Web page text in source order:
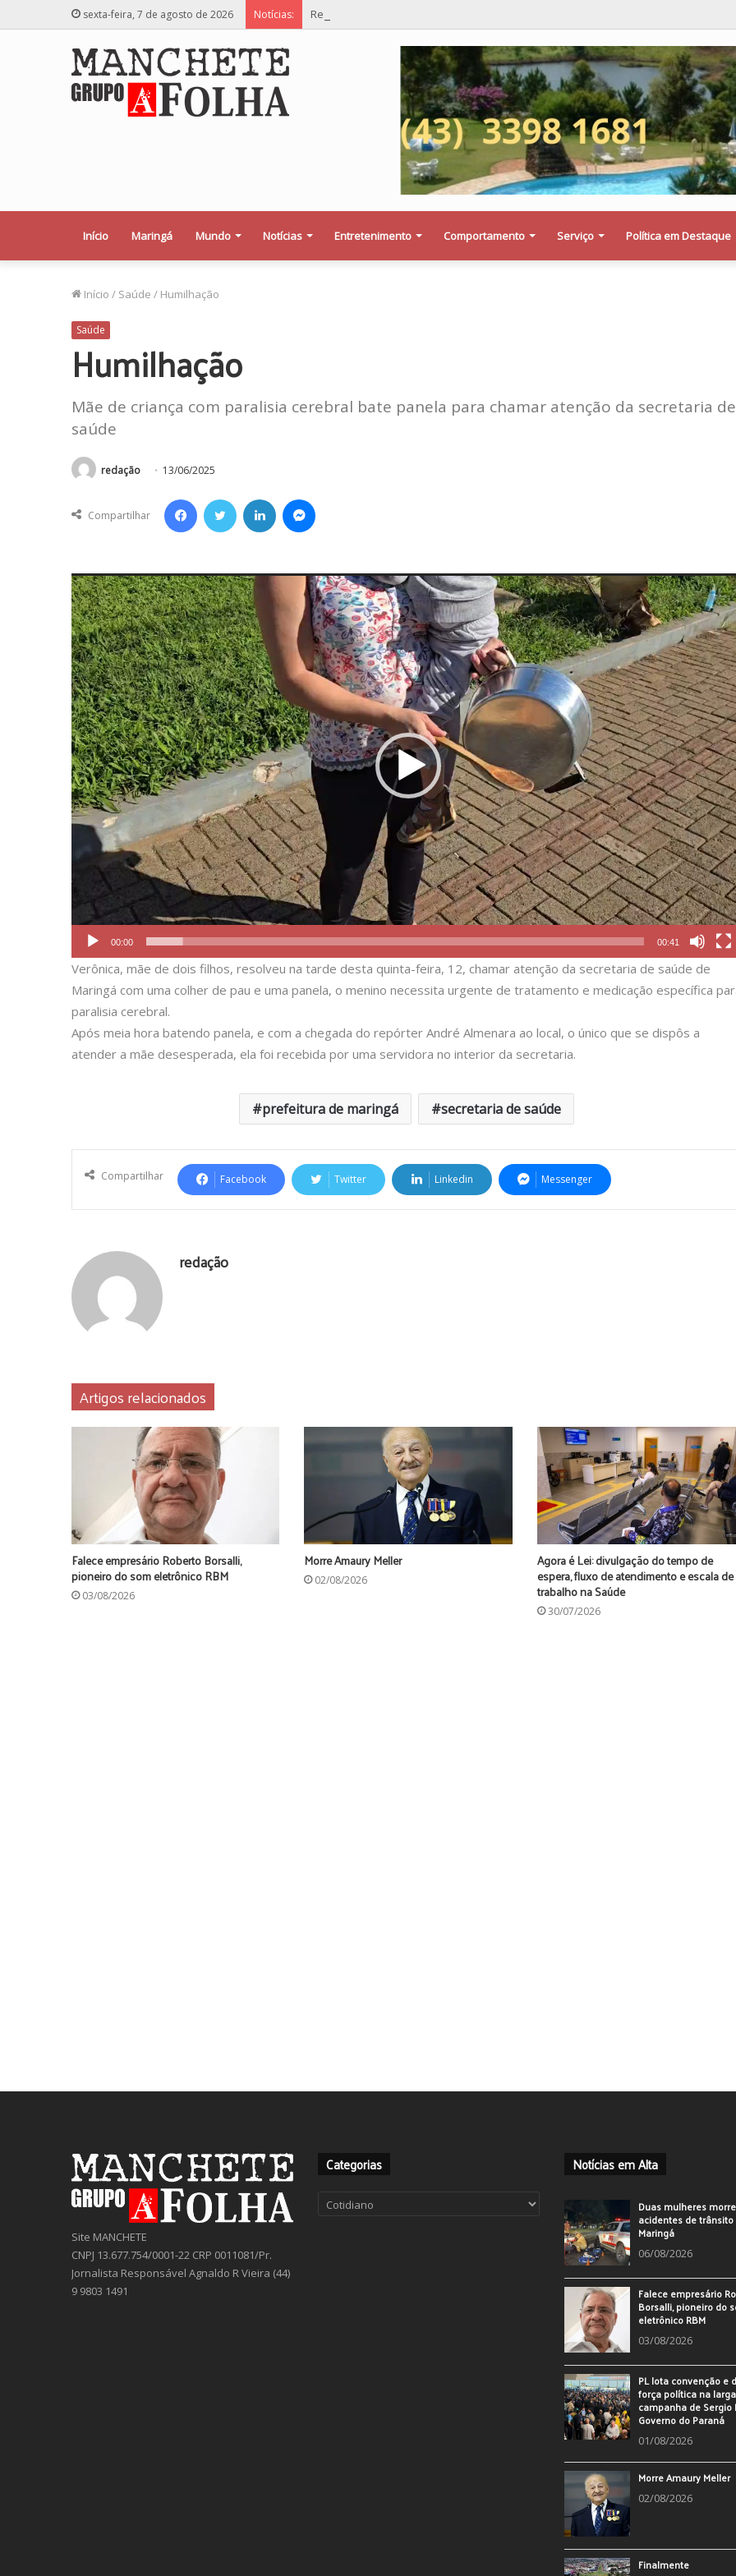
sexta-feira, 7 de agosto de 2026 Notícias: Relator deseja saber se a Procuradoria Jurídica da Câmara de Maringá deu
Início Maringá Mundo Notícias Entretenimento Comportamento Serviço Política em Destaque
Início / Saúde / Humilhação
Saúde
Humilhação
Mãe de criança com paralisia cerebral bate panela para chamar atenção da secretaria de
saúde
redação 13/06/2025
Compartilhar
Tocador
de
vídeo
00:00 00:41
Verônica, mãe de dois filhos, resolveu na tarde desta quinta-feira, 12, chamar atenção da secretaria de saúde de
Maringá com uma colher de pau e uma panela, o menino necessita urgente de tratamento e medicação específica
paralisia cerebral.
Após meia hora batendo panela, e com a chegada do repórter André Almenara ao local, o único que se dispôs a
atender a mãe desesperada, ela foi recebida por uma servidora no interior da secretaria.
prefeitura de maringá secretaria de saúde
Compartilhar Facebook Twitter Linkedin Messenger
redação
Artigos relacionados
Falece empresário Roberto Borsalli,
pioneiro do som eletrônico RBM
03/08/2026
Morre Amaury Meller
02/08/2026
Agora é Lei: divulgação do tempo de
espera, fluxo de atendimento e escala de
trabalho na Saúde
30/07/2026
Site MANCHETE
CNPJ 13.677.754/0001-22 CRP 0011081/Pr.
Jornalista Responsável Agnaldo R Vieira (44)
9 9803 1491
Categorias
Categorias
Notícias em Alta
Duas mulheres
acidentes de
Maringá
06/08/2026
Falece empresário
Borsalli, pioneiro do
eletrônico RBM
03/08/2026
PL lota convenção e
força política na
campanha de Sergio
Governo do Paraná
01/08/2026
Morre Amaury Meller
02/08/2026
Finalmente